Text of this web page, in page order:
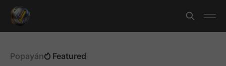
Popayán Featured